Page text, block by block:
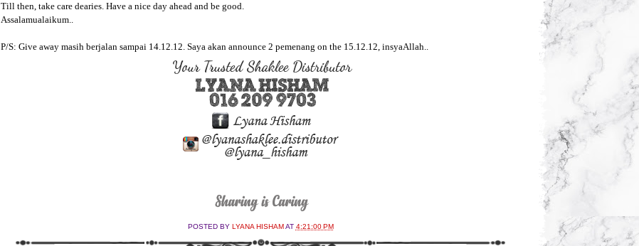
Till then, take care dearies. Have a nice day ahead and be good.
Assalamualaikum..
P/S: Give away masih berjalan sampai 14.12.12. Saya akan announce 2 pemenang on the 15.12.12, insyaAllah..
POSTED BY LYANA HISHAMAT 4:21:00 PM